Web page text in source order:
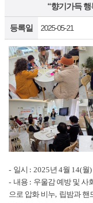
“향기가득
등록일 2025-05-21
- 일시 : 2025년 4월 14(월)
- 내용 : 우울감 예방 및 사
으로 압화 비누, 립밤과 핸